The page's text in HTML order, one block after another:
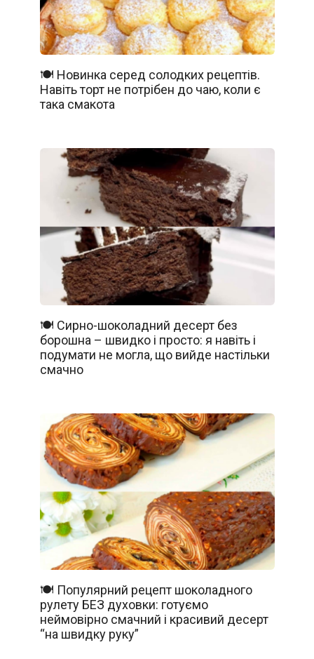
🍽️ Новинка серед солодких рецептів.
Навіть торт не потрібен до чаю, коли є
така смакота
🍽️ Сирно-шоколадний десерт без
борошна – швидко і просто: я навіть і
подумати не могла, що вийде настільки
смачно
🍽️ Популярний рецепт шоколадного
рулету БЕЗ духовки: готуємо
неймовірно смачний і красивий десерт
“на швидку руку”